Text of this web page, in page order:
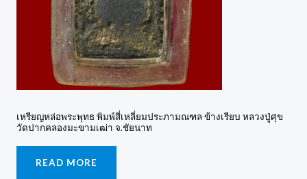
เหรียญหล่อพระพุทธ พิมพ์สี่เหลี่ยมประภามณฑล ข้างเรียบ หลวงปู่ศุข
วัดปากคลองมะขามเฒ่า จ.ชัยนาท
READ MORE